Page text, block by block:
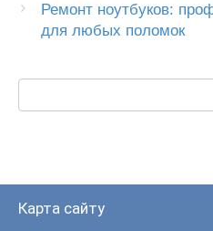
Ремонт ноутбуков:
для любых поломок
Карта сайту